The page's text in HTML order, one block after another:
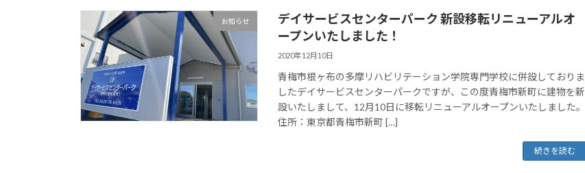
お知らせ
デイサービスセンターパーク 新設移転リニューアルオ
ープンいたしました！
2020年12月10日
青梅市根ヶ布の多摩リハビリテーション学院専門学校に併設しておりま
したデイサービスセンターパークですが、この度青梅市新町に建物を新
設いたしまして、12月10日に移転リニューアルオープンいたしました。
住所：東京都青梅市新町 […]
続きを読む